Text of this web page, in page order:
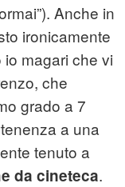
Anche in
ironicamente
io magari che vi
che
grado a 7
a una
tenuto a
da cineteca.